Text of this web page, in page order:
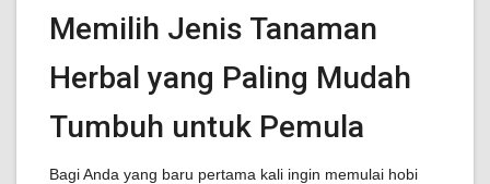
Memilih Jenis Tanaman
Herbal yang Paling Mudah
Tumbuh untuk Pemula
Bagi Anda yang baru pertama kali ingin memulai hobi